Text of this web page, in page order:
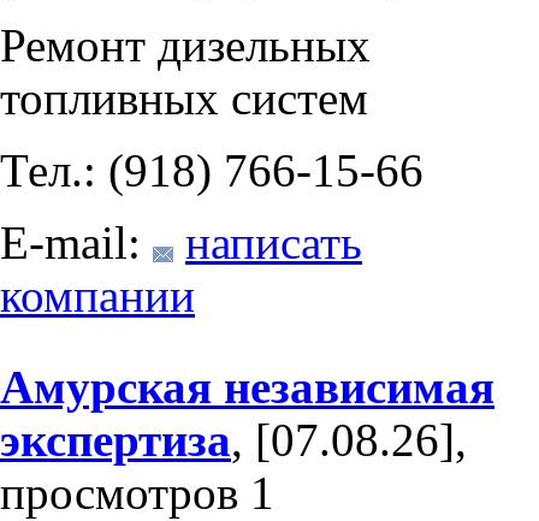
Ремонт дизельных
топливных систем
Тел.: (918) 766-15-66
E-mail:
написать
компании
Амурская независимая
экспертиза, [07.08.26],
просмотров 1